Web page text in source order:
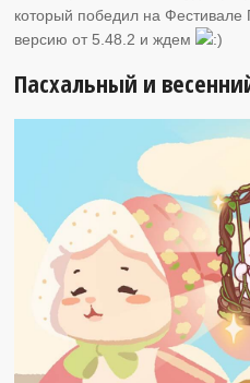
который победил на
версию от 5.48.2 и ждем
Пасхальный и